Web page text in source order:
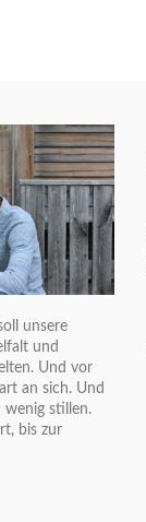
unsere
und
Und vor
an sich. Und
wenig stillen.
bis zur